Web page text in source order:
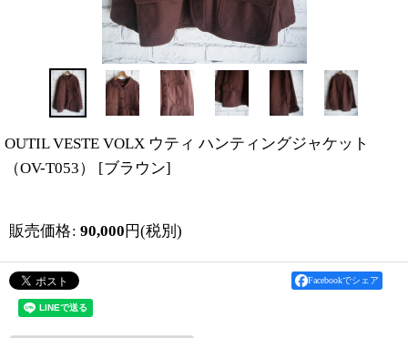
OUTIL VESTE VOLX ウティ ハンティングジャケット
（OV-T053）
[ブラウン]
販売価格: 90,000 円(税別)
Facebookでシェア